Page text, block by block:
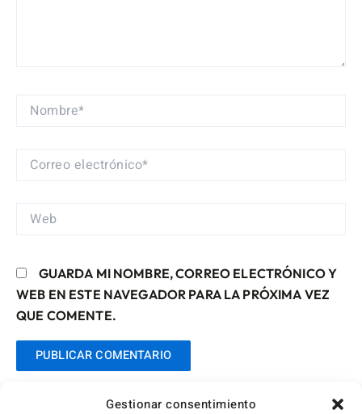
Gestionar consentimiento
NOMBRE*
CORREO
WEB
GUARDA MI NOMBRE, CORREO ELECTRÓNICO Y
WEB EN ESTE NAVEGADOR PARA LA PRÓXIMA VEZ
QUE COMENTE.